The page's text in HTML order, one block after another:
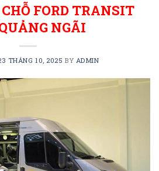
FORD TRANSIT
NGÃI
THÁNG 10, 2025 BY ADMIN